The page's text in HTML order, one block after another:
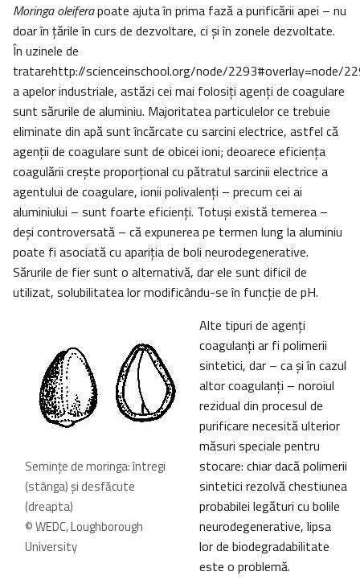
Moringa oleiferapoate ajuta în prima fază a purificării apei – nu
doar în ţările în curs de dezvoltare, ci şi în zonele dezvoltate.
În uzinele de
tratarehttp://scienceinschool.org/node/2293#overlay=node/
a apelor industriale, astăzi cei mai folosiţi agenţi de coagulare
sunt sărurile de aluminiu. Majoritatea particulelor ce trebuie
eliminate din apă sunt încărcate cu sarcini electrice, astfel că
agenţii de coagulare sunt de obicei ioni; deoarece eficienţa
coagulării creşte proporţional cu pătratul sarcinii electrice a
agentului de coagulare, ionii polivalenţi – precum cei ai
aluminiului – sunt foarte eficienţi. Totuşi există temerea –
deşi controversată – că expunerea pe termen lung la aluminiu
poate fi asociată cu apariţia de boli neurodegenerative.
Sărurile de fier sunt o alternativă, dar ele sunt dificil de
utilizat, solubilitatea lor modificându-se în funcţie de pH.
Seminţe de moringa: întregi
(stânga) şi desfăcute
(dreapta)
© WEDC, Loughborough
University
Alte tipuri de agenţi
coagulanţi ar fi polimerii
sintetici, dar – ca şi în cazul
altor coagulanţi – noroiul
rezidual din procesul de
purificare necesită ulterior
măsuri speciale pentru
stocare: chiar dacă polimerii
sintetici rezolvă chestiunea
probabilei legături cu bolile
neurodegenerative, lipsa
lor de biodegradabilitate
este o problemă.